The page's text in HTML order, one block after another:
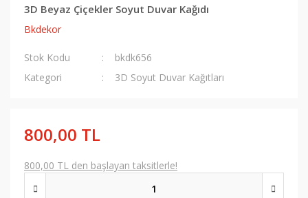
3D Beyaz Çiçekler Soyut Duvar Kağıdı
Bkdekor
Stok Kodu
bkdk656
Kategori
3D Soyut Duvar Kağıtları
800,00 TL
800,00 TL den başlayan taksitlerle!